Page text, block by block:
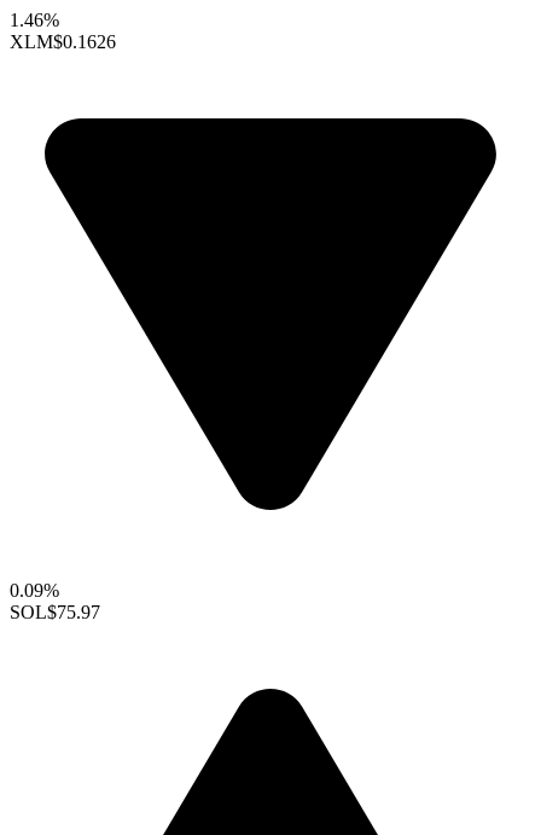
1.46%
XLM$0.1626
0.09%
SOL$75.97